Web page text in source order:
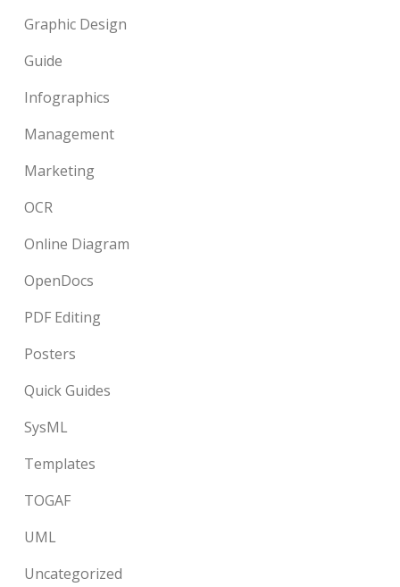
Graphic Design
Guide
Infographics
Management
Marketing
OCR
Online Diagram
OpenDocs
PDF Editing
Posters
Quick Guides
SysML
Templates
TOGAF
UML
Uncategorized